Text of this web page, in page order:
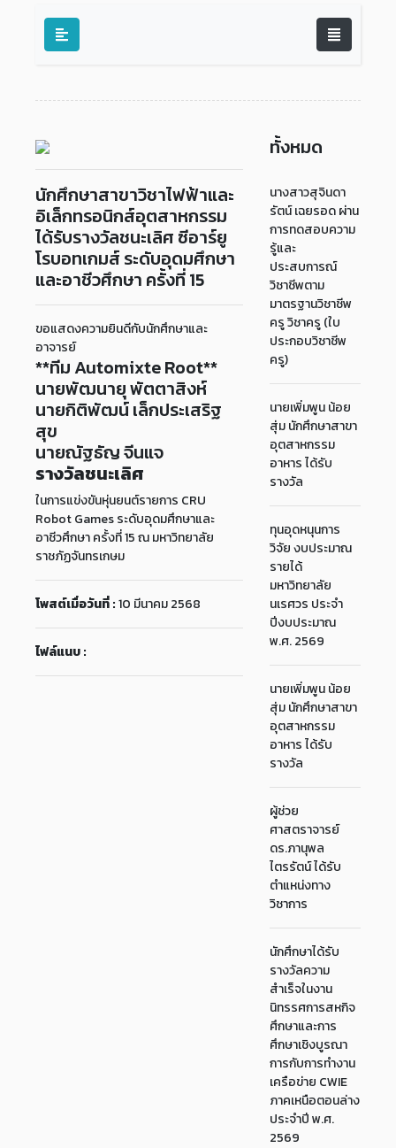
นักศึกษาสาขาวิชาไฟฟ้าและ
อิเล็กทรอนิกส์อุตสาหกรรม
ได้รับรางวัลชนะเลิศ ซีอาร์ยู
โรบอทเกมส์ ระดับอุดมศึกษา
และอาชีวศึกษา ครั้งที่ 15
ขอแสดงความยินดีกับนักศึกษาและ
อาจารย์
**ทีม Automixte Root**
นายพัฒนายุ พัตตาสิงห์
นายกิติพัฒน์ เล็กประเสริฐ
สุข
นายณัฐธัญ จีนแจ
รางวัลชนะเลิศ
ในการแข่งขันหุ่นยนต์รายการ CRU
Robot Games ระดับอุดมศึกษาและ
อาชีวศึกษา ครั้งที่ 15 ณ มหาวิทยาลัย
ราชภัฏจันทรเกษม
โพสต์เมื่อวันที่ :10 มีนาคม 2568
ไฟล์แนบ :
ทั้งหมด
นางสาวสุจินดา
รัตน์ เฉยรอด ผ่าน
การทดสอบความ
รู้และ
ประสบการณ์
วิชาชีพตาม
มาตรฐานวิชาชีพ
ครู วิชาครู (ใบ
ประกอบวิชาชีพ
ครู)
นายเพิ่มพูน น้อย
สุ่ม นักศึกษาสาขา
อุตสาหกรรม
อาหาร ได้รับ
รางวัล
ทุนอุดหนุนการ
วิจัย งบประมาณ
รายได้
มหาวิทยาลัย
นเรศวร ประจำ
ปีงบประมาณ
พ.ศ. 2569
นายเพิ่มพูน น้อย
สุ่ม นักศึกษาสาขา
อุตสาหกรรม
อาหาร ได้รับ
รางวัล
ผู้ช่วย
ศาสตราจารย์
ดร.ภานุพล
ไตรรัตน์ ได้รับ
ตำแหน่งทาง
วิชาการ
นักศึกษาได้รับ
รางวัลความ
สำเร็จในงาน
นิทรรศการสหกิจ
ศึกษาและการ
ศึกษาเชิงบูรณา
การกับการทำงาน
เครือข่าย CWIE
ภาคเหนือตอนล่าง
ประจำปี พ.ศ.
2569